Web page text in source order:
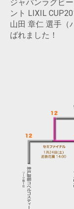
ジャパンラグビ
ント LIXIL
山田 章仁 選手（
ばれました！